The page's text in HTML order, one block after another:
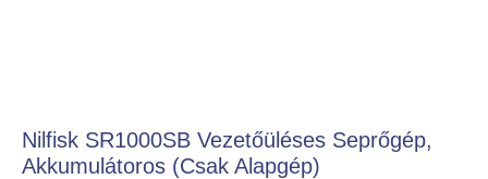
Nilfisk SR1000SB Vezetőüléses Seprőgép,
Akkumulátoros (csak Alapgép)